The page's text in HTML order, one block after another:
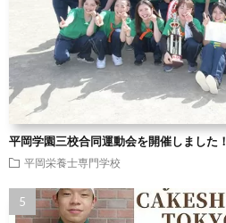
平岡学園三校合同運動会を開催しました！
平岡栄養士専門学校